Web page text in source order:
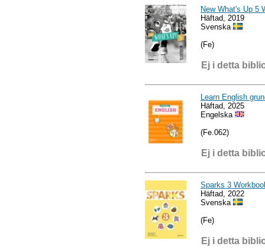
New What's Up 5
Häftad, 2019
Svenska
(Fe)
Ej i detta
Learn English
Häftad, 2025
Engelska
(Fe.062)
Ej i detta
Sparks 3
Häftad, 2022
Svenska
(Fe)
Ej i detta